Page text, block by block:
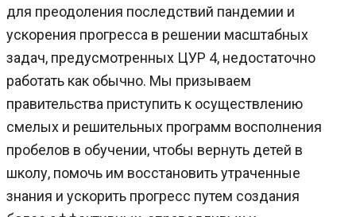
для преодоления последствий пандемии и
ускорения прогресса в решении масштабных
задач, предусмотренных ЦУР 4, недостаточно
работать как обычно. Мы призываем
правительства приступить к осуществлению
смелых и решительных программ восполнения
пробелов в обучении, чтобы вернуть детей в
школу, помочь им восстановить утраченные
знания и ускорить прогресс путем создания